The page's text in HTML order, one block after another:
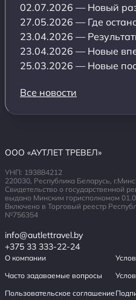
02.07.2026 — Новый
Все новости
ООО «АУТЛЕТ ТРЕВЕЛ»
УНП: 193884212
220030, Республика Беларусь,
Свидетельство о государственной
выдано Минским горисполкомом
Включено в Торговый реестр
№756354
info@autlettravel.by
+375 33 333-22-24
О компании
Часто задаваемые вопросы
Пользовательское соглашение